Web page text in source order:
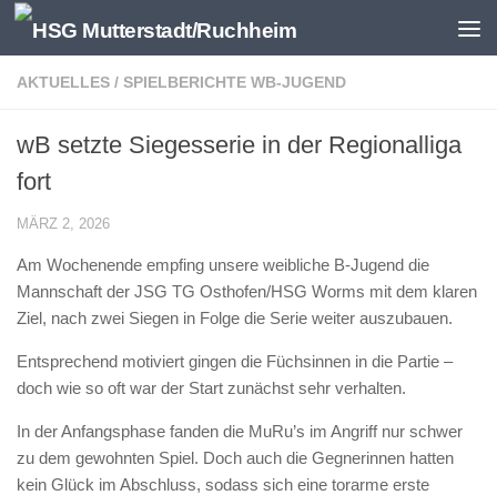
Zum Inhalt springen
AKTUELLES / SPIELBERICHTE WB-JUGEND
wB setzte Siegesserie in der Regionalliga
fort
MÄRZ 2, 2026
Am Wochenende empfing unsere weibliche B-Jugend die
Mannschaft der JSG TG Osthofen/HSG Worms mit dem klaren
Ziel, nach zwei Siegen in Folge die Serie weiter auszubauen.
Entsprechend motiviert gingen die Füchsinnen in die Partie –
doch wie so oft war der Start zunächst sehr verhalten.
In der Anfangsphase fanden die MuRu’s im Angriff nur schwer
zu dem gewohnten Spiel. Doch auch die Gegnerinnen hatten
kein Glück im Abschluss, sodass sich eine torarme erste